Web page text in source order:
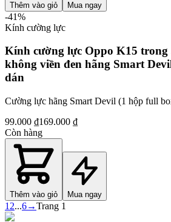
Thêm vào giỏ Mua ngay
-41%
Kính cường lực
Kính cường lực Oppo K15
không viền đen hãng Smart
dán
Cường lực hãng Smart Devil (1 hộp full
99.000 ₫169.000 ₫
Còn hàng
Thêm vào giỏ Mua ngay
1 2...6→Trang 1